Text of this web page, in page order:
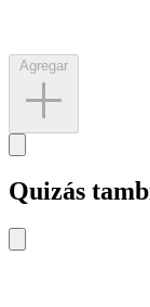
Quizás